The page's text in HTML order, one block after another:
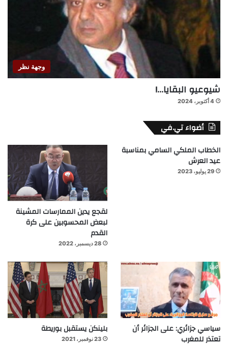
وجهة نظر
شيوعيو البقايا…!
4 أكتوبر، 2024
أضواء تي.في
الخطاب الملكي السامي بمناسبة
عيد العرش
29 يوليو، 2023
لقجع يدين الممارسات المشينة
لبعض المحسوبين على كرة
القدم
28 ديسمبر، 2022
سياسي جزائري: على الجزائر أن
تعتذر للمغرب
بلينكن يستقبل بوريطة
23 نوفمبر، 2021